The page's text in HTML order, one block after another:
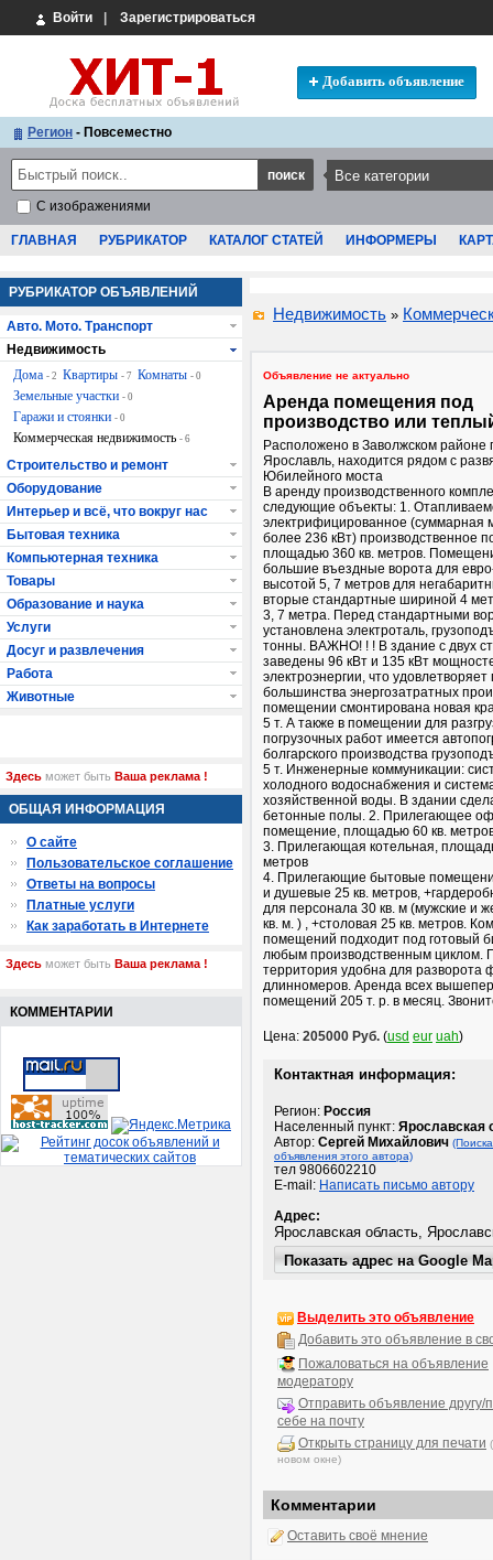
Войти Зарегистрироваться
Добавить объявление
Регион - Повсеместно
С изображениями
ГЛАВНАЯ РУБРИКАТОР КАТАЛОГ СТАТЕЙ ИНФОРМЕРЫ
Недвижимость »
Объявление не актуально
Аренда помещения под
производство или
Расположено в Заволжском районе
Ярославль, находится рядом с
Юбилейного моста
В аренду производственного
следующие объекты: 1.
электрифицированное (суммарная
более 236 кВт) производственное
площадью 360 кв. метров.
большие въездные ворота для
высотой 5, 7 метров для
вторые стандартные шириной 4
3, 7 метра. Перед стандартными
установлена электроталь,
тонны. ВАЖНО! ! ! В здание с двух
заведены 96 кВт и 135 кВт
электроэнергии, что
большинства энергозатратных
помещении смонтирована новая
5 т. А также в помещении для
погрузочных работ имеется
болгарского производства
5 т. Инженерные коммуникации:
холодного водоснабжения и
хозяйственной воды. В здании
бетонные полы. 2. Прилегающее
помещение, площадью 60 кв.
3. Прилегающая котельная,
метров
4. Прилегающие бытовые
и душевые 25 кв. метров,
для персонала 30 кв. м (мужские и
кв. м. ) , +столовая 25 кв. метров.
помещений подходит под готовый
любым производственным циклом.
территория удобна для разворота
длинномеров. Аренда всех
помещений 205 т. р. в месяц.
Цена: 205000 Руб. (usd eur uah)
Контактная информация:
Регион: Россия
Населенный пункт: Ярославская
Автор: Сергей Михайлович
объявления этого автора)
тел 9806602210
E-mail: Написать письмо автору
Адрес:
Выделить это объявление
Добавить это объявление в
Пожаловаться на объявление
модератору
Отправить объявление другу/
себе на почту
Открыть страницу для печати
новом окне)
Комментарии
Оставить своё мнение
РУБРИКАТОР ОБЪЯВЛЕНИЙ
Авто. Мото. Транспорт
Недвижимость
Дома - 2 Квартиры - 7 Комнаты - 0
Земельные участки - 0
Гаражи и стоянки - 0
Коммерческая недвижимость - 6
Строительство и ремонт
Оборудование
Интерьер и всё, что вокруг нас
Бытовая техника
Компьютерная техника
Товары
Образование и наука
Услуги
Досуг и развлечения
Работа
Животные
Здесь может быть Ваша реклама !
ОБЩАЯ ИНФОРМАЦИЯ
О сайте
Пользовательское соглашение
Ответы на вопросы
Платные услуги
Как заработать в Интернете
Здесь может быть Ваша реклама !
КОММЕНТАРИИ